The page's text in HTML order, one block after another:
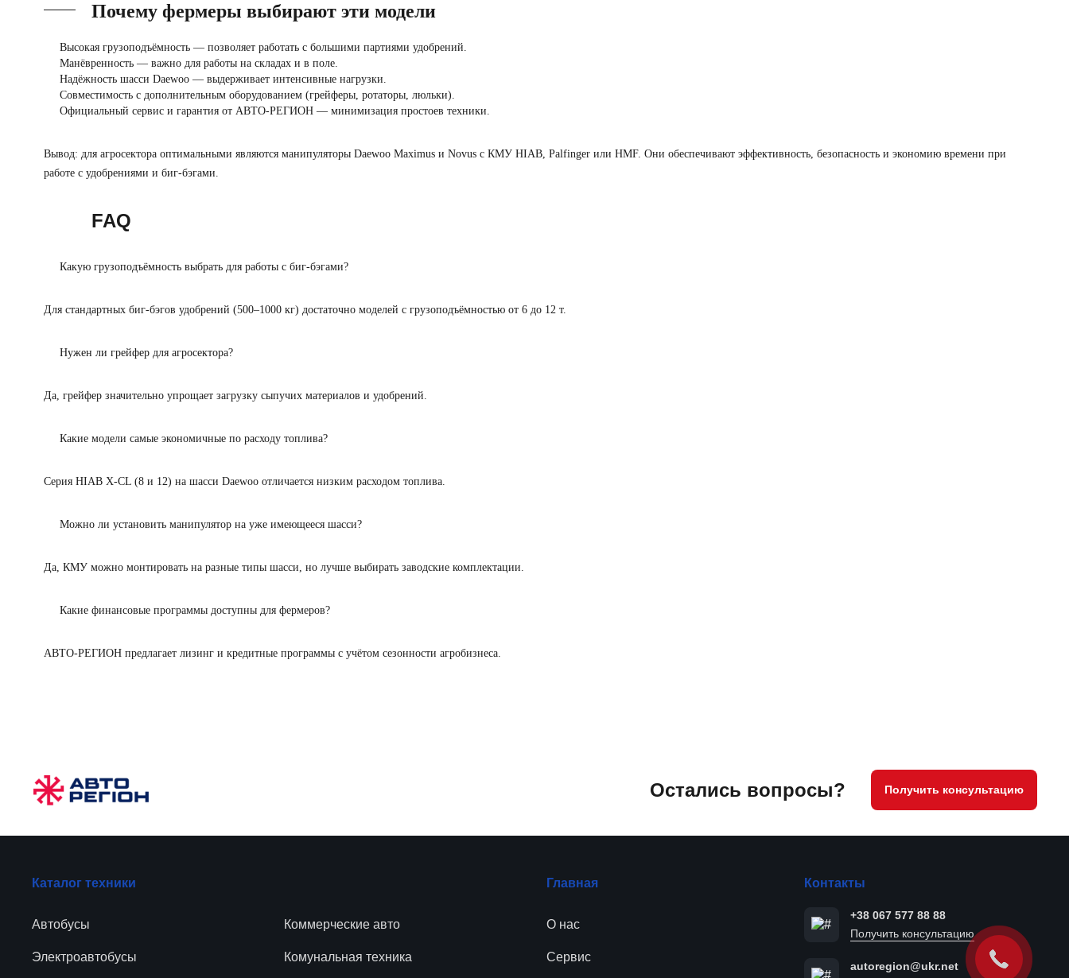
Почему фермеры выбирают эти модели
Высокая грузоподъёмность — позволяет работать с большими партиями удобрений.
Манёвренность — важно для работы на складах и в поле.
Надёжность шасси Daewoo — выдерживает интенсивные нагрузки.
Совместимость с дополнительным оборудованием (грейферы, ротаторы, люльки).
Официальный сервис и гарантия от АВТО-РЕГИОН — минимизация простоев техники.
Вывод: для агросектора оптимальными являются манипуляторы Daewoo Maximus и Novus с КМУ HIAB, Palfinger или HMF. Они обеспечивают эффективность, безопасность и экономию времени при
работе с удобрениями и биг-бэгами.
FAQ
Какую грузоподъёмность выбрать для работы с биг-бэгами?
Для стандартных биг-бэгов удобрений (500–1000 кг) достаточно моделей с грузоподъёмностью от 6 до 12 т.
Нужен ли грейфер для агросектора?
Да, грейфер значительно упрощает загрузку сыпучих материалов и удобрений.
Какие модели самые экономичные по расходу топлива?
Серия HIAB X-CL (8 и 12) на шасси Daewoo отличается низким расходом топлива.
Можно ли установить манипулятор на уже имеющееся шасси?
Да, КМУ можно монтировать на разные типы шасси, но лучше выбирать заводские комплектации.
Какие финансовые программы доступны для фермеров?
АВТО-РЕГИОН предлагает лизинг и кредитные программы с учётом сезонности агробизнеса.
Остались вопросы? Получить консультацию
Каталог техники
Автобусы
Электроавтобусы
Коммерческие авто
Комунальная техника
Главная
О нас
Сервис
Контакты
+38 067 577 88 88
Получить консультацию
autoregion@ukr.net